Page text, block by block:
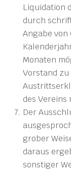
Liquidation
durch
Angabe von
Monaten
Vorstand
des Vereins
Der
grober
daraus
sonstiger